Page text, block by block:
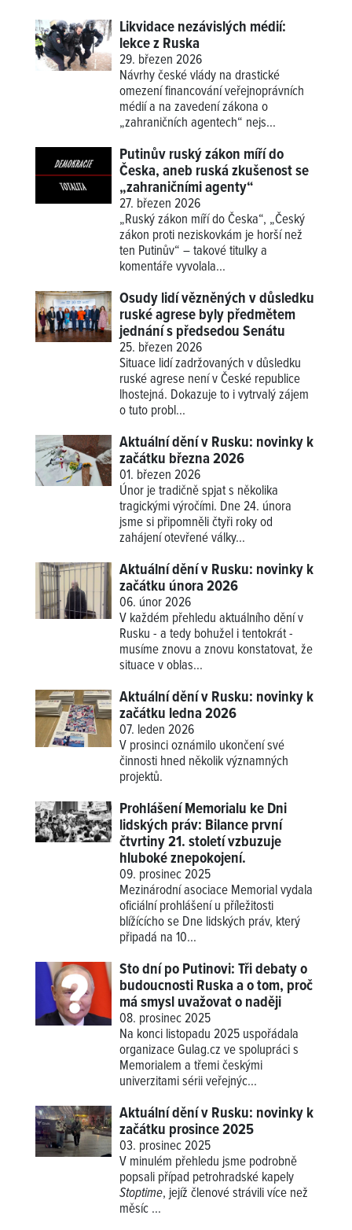
Likvidace nezávislých médií:
lekce z Ruska
29. březen 2026
Návrhy české vlády na drastické
omezení financování veřejnoprávních
médií a na zavedení zákona o
„zahraničních agentech“ nejs...
Putinův ruský zákon míří do
Česka, aneb ruská zkušenost se
„zahraničními agenty“
27. březen 2026
„Ruský zákon míří do Česka“, „Český
zákon proti neziskovkám je horší než
ten Putinův“ – takové titulky a
komentáře vyvolala...
Osudy lidí vězněných v důsledku
ruské agrese byly předmětem
jednání s předsedou Senátu
25. březen 2026
Situace lidí zadržovaných v důsledku
ruské agrese není v České republice
lhostejná. Dokazuje to i vytrvalý zájem
o tuto probl...
Aktuální dění v Rusku: novinky k
začátku března 2026
01. březen 2026
Únor je tradičně spjat s několika
tragickými výročími. Dne 24. února
jsme si připomněli čtyři roky od
zahájení otevřené války...
Aktuální dění v Rusku: novinky k
začátku února 2026
06. únor 2026
V každém přehledu aktuálního dění v
Rusku - a tedy bohužel i tentokrát -
musíme znovu a znovu konstatovat, že
situace v oblas...
Aktuální dění v Rusku: novinky k
začátku ledna 2026
07. leden 2026
V prosinci oznámilo ukončení své
činnosti hned několik významných
projektů.
Prohlášení Memorialu ke Dni
lidských práv: Bilance první
čtvrtiny 21. století vzbuzuje
hluboké znepokojení.
09. prosinec 2025
Mezinárodní asociace Memorial vydala
oficiální prohlášení u příležitosti
blížícícho se Dne lidských práv, který
připadá na 10...
Sto dní po Putinovi: Tři debaty o
budoucnosti Ruska a o tom, proč
má smysl uvažovat o naději
08. prosinec 2025
Na konci listopadu 2025 uspořádala
organizace Gulag.cz ve spolupráci s
Memorialem a třemi českými
univerzitami sérii veřejnýc...
Aktuální dění v Rusku: novinky k
začátku prosince 2025
03. prosinec 2025
V minulém přehledu jsme podrobně
popsali případ petrohradské kapely
Stoptime, jejíž členové strávili více než
měsíc ...